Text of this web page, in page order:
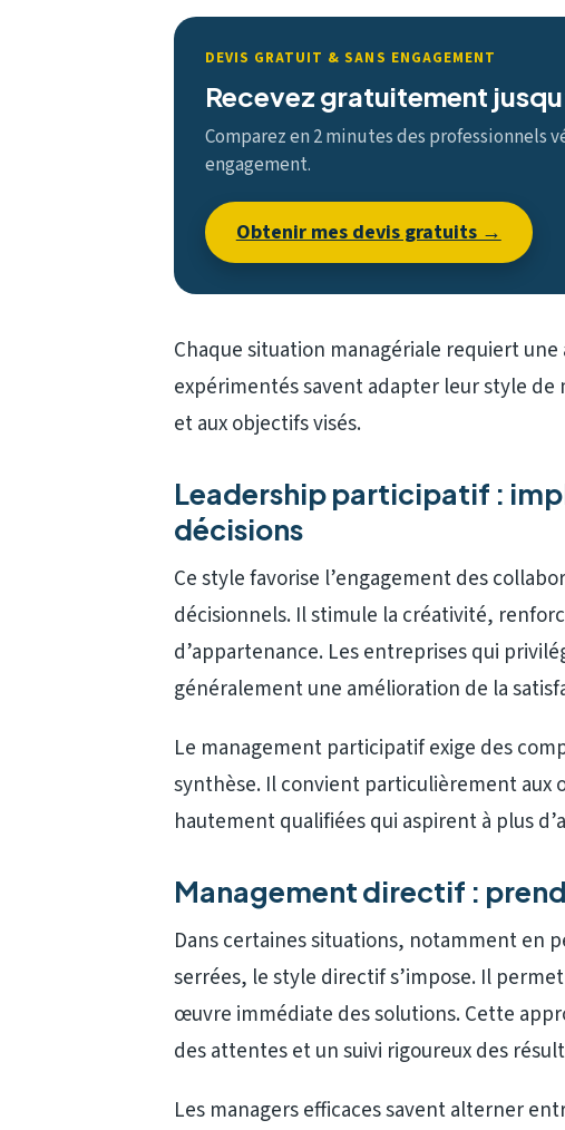
DEVIS GRATUIT & SANS ENGAGEMENT
Recevez gratuitement
Comparez en 2 minutes des professionnels
engagement.
Obtenir mes devis gratuits →
Chaque situation managériale requiert
expérimentés savent adapter leur style de
et aux objectifs visés.
Leadership participatif :
décisions
Ce style favorise l’engagement des
décisionnels. Il stimule la créativité,
d’appartenance. Les entreprises qui
généralement une amélioration de la
Le management participatif exige des
synthèse. Il convient particulièrement aux
hautement qualifiées qui aspirent à plus
Management directif :
Dans certaines situations, notamment en
serrées, le style directif s’impose. Il
œuvre immédiate des solutions. Cette
des attentes et un suivi rigoureux des
Les managers efficaces savent alterner